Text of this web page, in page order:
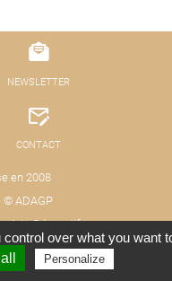
en 2008
© ADAGP
Arts Décoratifs
NEWSLETTER
CONTACT
Crédits : Xooloop Studio
over what you want
Personalize